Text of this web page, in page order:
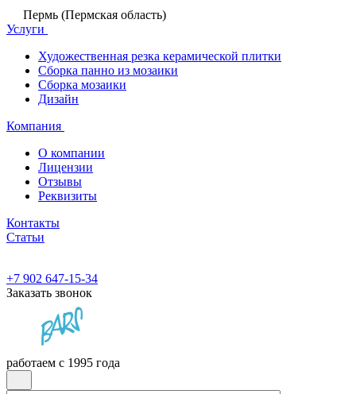
Пермь (Пермская область)
Услуги
Художественная резка керамической плитки
Сборка панно из мозаики
Сборка мозаики
Дизайн
Компания
О компании
Лицензии
Отзывы
Реквизиты
Контакты
Статьи
+7 902 647-15-34
Заказать звонок
работаем с 1995 года